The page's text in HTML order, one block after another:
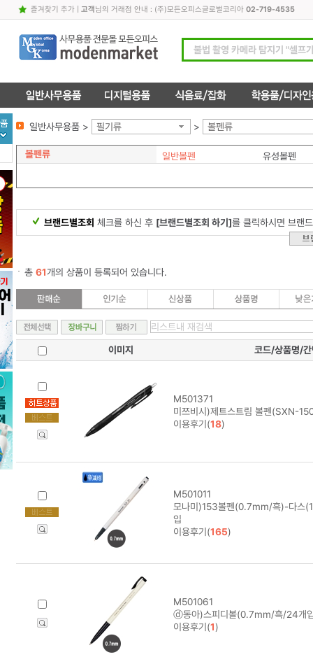
즐겨찾기 추가| 고객님의 거래점 안내 : (주)모든오피스글로벌코리아 02-719-4535
일반사무용품 > 필기류 > 볼펜류
볼펜류 일반볼펜 유성볼펜
브랜드별조회 체크를 하신 후 [브랜드별조회 하기]를 클릭하시면 브랜
총 61개의 상품이 등록되어 있습니다.
이미지 코드/상품명/간
M501371
미쯔비시)제트스트림 볼펜(SXN-
이용후기(18)
M501011
모나미)153볼펜(0.7mm/흑)-다스
입
이용후기(165)
M501061
ⓓ동아)스피디볼(0.7mm/흑/24개
이용후기(1)